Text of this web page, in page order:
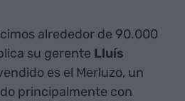
alrededor de 90.000
su gerente Lluís
es el Merluzo, un
principalmente con